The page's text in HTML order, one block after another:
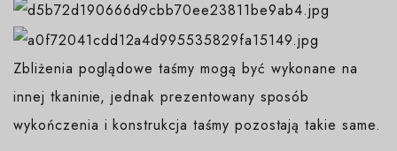
Zbliżenia poglądowe taśmy mogą być wykonane na
innej tkaninie, jednak prezentowany sposób
wykończenia i konstrukcja taśmy pozostają takie same.